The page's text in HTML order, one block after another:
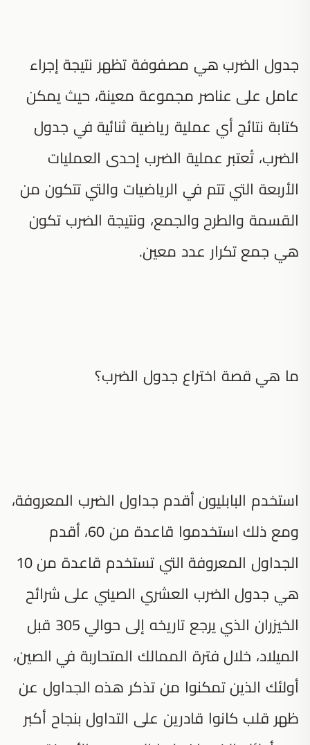
جدول الضرب هي مصفوفة تظهر نتيجة إجراء
عامل على عناصر مجموعة معينة، حيث يمكن
كتابة نتائج أي عملية رياضية ثنائية في جدول
الضرب، تُعتبر عملية الضرب إحدى العمليات
الأربعة التي تتم في الرياضيات والتي تتكون من
القسمة والطرح والجمع، ونتيجة الضرب تكون
هي جمع تكرار عدد معين.
ما هي قصة اختراع جدول الضرب؟
استخدم البابليون أقدم جداول الضرب المعروفة،
ومع ذلك استخدموا قاعدة من 60، أقدم
الجداول المعروفة التي تستخدم قاعدة من 10
هي جدول الضرب العشري الصيني على شرائح
الخيزران الذي يرجع تاريخه إلى حوالي 305 قبل
الميلاد، خلال فترة الممالك المتحاربة في الصين،
أولئك الذين تمكنوا من تذكر هذه الجداول عن
ظهر قلب كانوا قادرين على التداول بنجاح أكبر